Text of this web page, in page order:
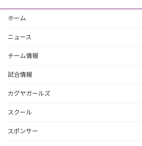
ホーム
ニュース
チーム情報
試合情報
カグヤガールズ
スクール
スポンサー